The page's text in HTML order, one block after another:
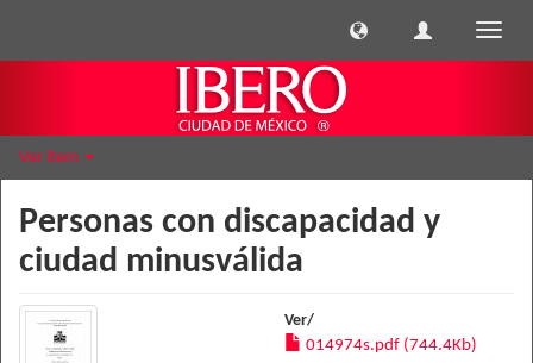
Ver ítem
Personas con discapacidad y
ciudad minusválida
Ver/
014974s.pdf (744.4Kb)